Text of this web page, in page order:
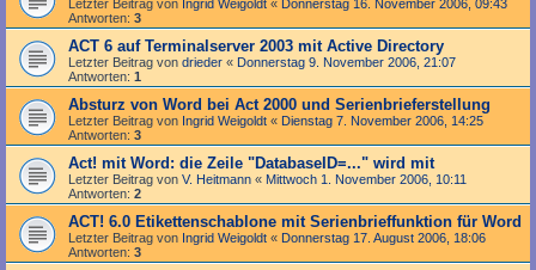
Letzter Beitrag von Ingrid Weigoldt « Donnerstag 16. November 2006, 09:43
Antworten: 3
ACT 6 auf Terminalserver 2003 mit Active Directory
Letzter Beitrag von drieder « Donnerstag 9. November 2006, 21:07
Antworten: 1
Absturz von Word bei Act 2000 und Serienbrieferstellung
Letzter Beitrag von Ingrid Weigoldt « Dienstag 7. November 2006, 14:25
Antworten: 3
Act! mit Word: die Zeile "DatabaseID=..." wird mit
Letzter Beitrag von V. Heitmann « Mittwoch 1. November 2006, 10:11
Antworten: 2
ACT! 6.0 Etikettenschablone mit Serienbrieffunktion für Word
Letzter Beitrag von Ingrid Weigoldt « Donnerstag 17. August 2006, 18:06
Antworten: 3